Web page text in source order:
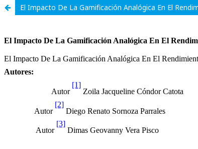
El Impacto De La Gamificación Analógica En El